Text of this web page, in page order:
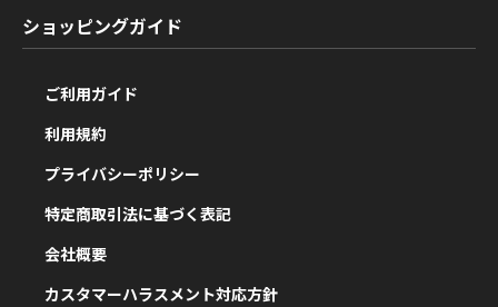
ショッピングガイド
ご利用ガイド
利用規約
プライバシーポリシー
特定商取引法に基づく表記
会社概要
カスタマーハラスメント対応方針